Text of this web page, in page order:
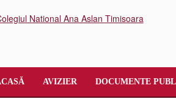
AVIZIER DOCUMENTE